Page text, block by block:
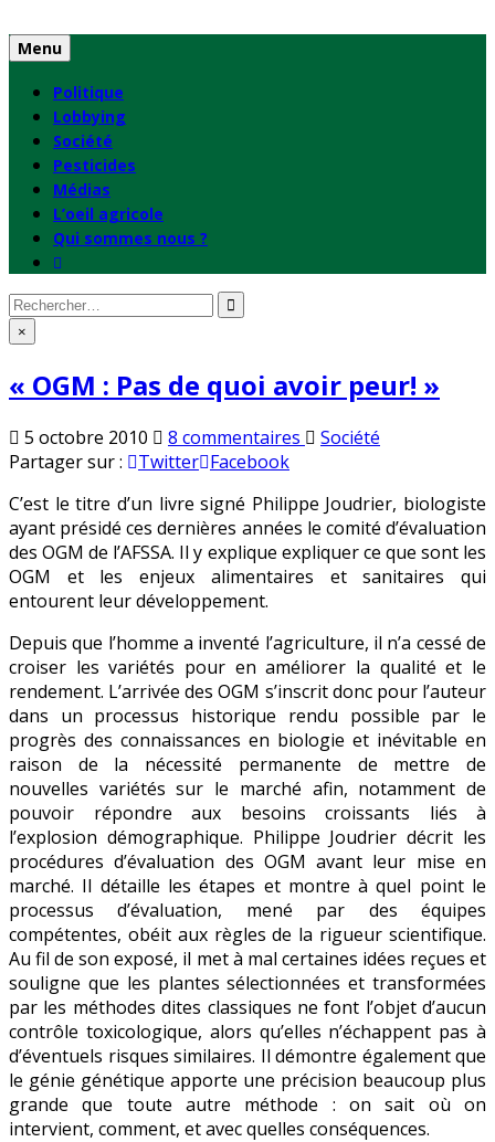
to
content
Menu
Politique
Lobbying
Société
Pesticides
Médias
L’oeil agricole
Qui sommes nous ?
Rechercher
: ×
« OGM : Pas de quoi avoir peur! »
5 octobre 2010 8 commentaires sur
Pas
de
quoi
avoir
Publié
Société
Partager sur :
Twitter Facebook
C’est le titre d’un livre signé Philippe Joudrier, biologiste
ayant présidé ces dernières années le comité d’évaluation
des OGM de l’AFSSA. Il y explique expliquer ce que sont les
OGM et les enjeux alimentaires et sanitaires qui
entourent leur développement.
Depuis que l’homme a inventé l’agriculture, il n’a cessé de
croiser les variétés pour en améliorer la qualité et le
rendement. L’arrivée des OGM s’inscrit donc pour l’auteur
dans un processus historique rendu possible par le
progrès des connaissances en biologie et inévitable en
raison de la nécessité permanente de mettre de
nouvelles variétés sur le marché afin, notamment de
pouvoir répondre aux besoins croissants liés à
l’explosion démographique. Philippe Joudrier décrit les
procédures d’évaluation des OGM avant leur mise en
marché. Il détaille les étapes et montre à quel point le
processus d’évaluation, mené par des équipes
compétentes, obéit aux règles de la rigueur scientifique.
Au fil de son exposé, il met à mal certaines idées reçues et
souligne que les plantes sélectionnées et transformées
par les méthodes dites classiques ne font l’objet d’aucun
contrôle toxicologique, alors qu’elles n’échappent pas à
d’éventuels risques similaires. Il démontre également que
le génie génétique apporte une précision beaucoup plus
grande que toute autre méthode : on sait où on
intervient, comment, et avec quelles conséquences.